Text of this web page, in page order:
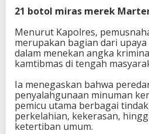
e
a
t
T
i
o
m
b
a
21 botol miras merek
Menurut Kapolres,
merupakan bagian dari
dalam menekan angka
kamtibmas di tengah
Ia menegaskan bahwa
penyalahgunaan minuman
pemicu utama berbagai
perkelahian, kekerasan,
ketertiban umum.